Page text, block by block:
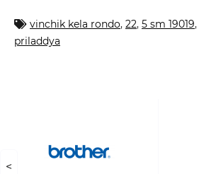
vinchik kela rondo, 22, 5 sm 19019,
priladdya
<